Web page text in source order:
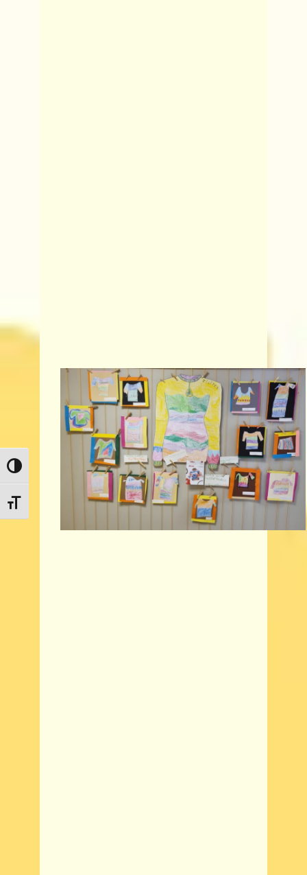
Toggle High Contrast
Toggle Font size